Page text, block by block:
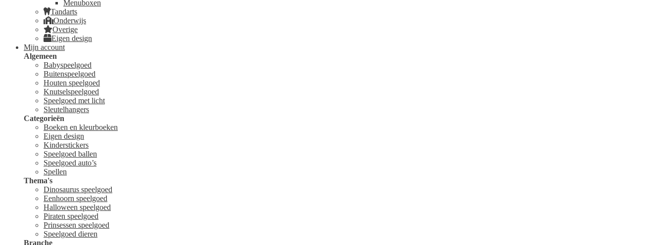
Menuboxen
Tandarts
Onderwijs
Overige
Eigen design
Mijn account
Algemeen
Babyspeelgoed
Buitenspeelgoed
Houten speelgoed
Knutselspeelgoed
Speelgoed met licht
Sleutelhangers
Categorieën
Boeken en kleurboeken
Eigen design
Kinderstickers
Speelgoed ballen
Speelgoed auto’s
Spellen
Thema's
Dinosaurus speelgoed
Eenhoorn speelgoed
Halloween speelgoed
Piraten speelgoed
Prinsessen speelgoed
Speelgoed dieren
Branche